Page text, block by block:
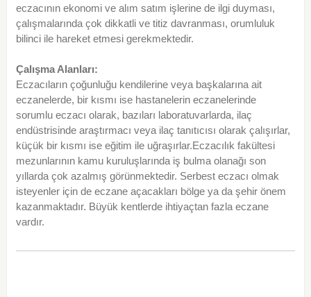
eczacının ekonomi ve alım satım işlerine de ilgi duyması,
çalışmalarında çok dikkatli ve titiz davranması, orumluluk
bilinci ile hareket etmesi gerekmektedir.
Çalışma Alanları:
Eczacıların çoğunluğu kendilerine veya başkalarına ait
eczanelerde, bir kısmı ise hastanelerin eczanelerinde
sorumlu eczacı olarak, bazıları laboratuvarlarda, ilaç
endüstrisinde araştırmacı veya ilaç tanıtıcısı olarak çalışırlar,
küçük bir kısmı ise eğitim ile uğraşırlar.Eczacılık fakültesi
mezunlarının kamu kuruluşlarında iş bulma olanağı son
yıllarda çok azalmış görünmektedir. Serbest eczacı olmak
isteyenler için de eczane açacakları bölge ya da şehir önem
kazanmaktadır. Büyük kentlerde ihtiyaçtan fazla eczane
vardır.